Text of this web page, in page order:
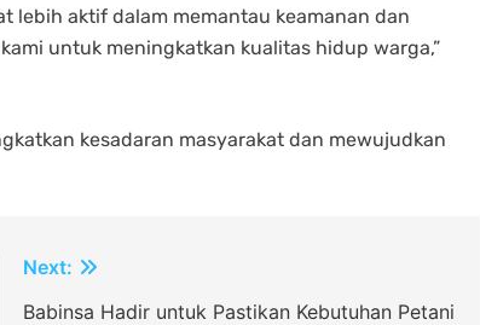
lebih aktif dalam memantau keamanan dan
untuk meningkatkan kualitas hidup warga,”
kesadaran masyarakat dan mewujudkan
Next:
Babinsa Hadir untuk Pastikan Kebutuhan Petani